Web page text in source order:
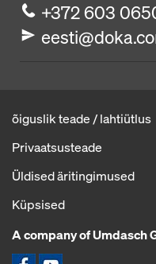
+372 603
õiguslik teade / lahtiütlus
Privaatsusteade
Üldised äritingimused
Küpsised
A company of Umdasch
Ikoon Facebook
Ikoon YouTube